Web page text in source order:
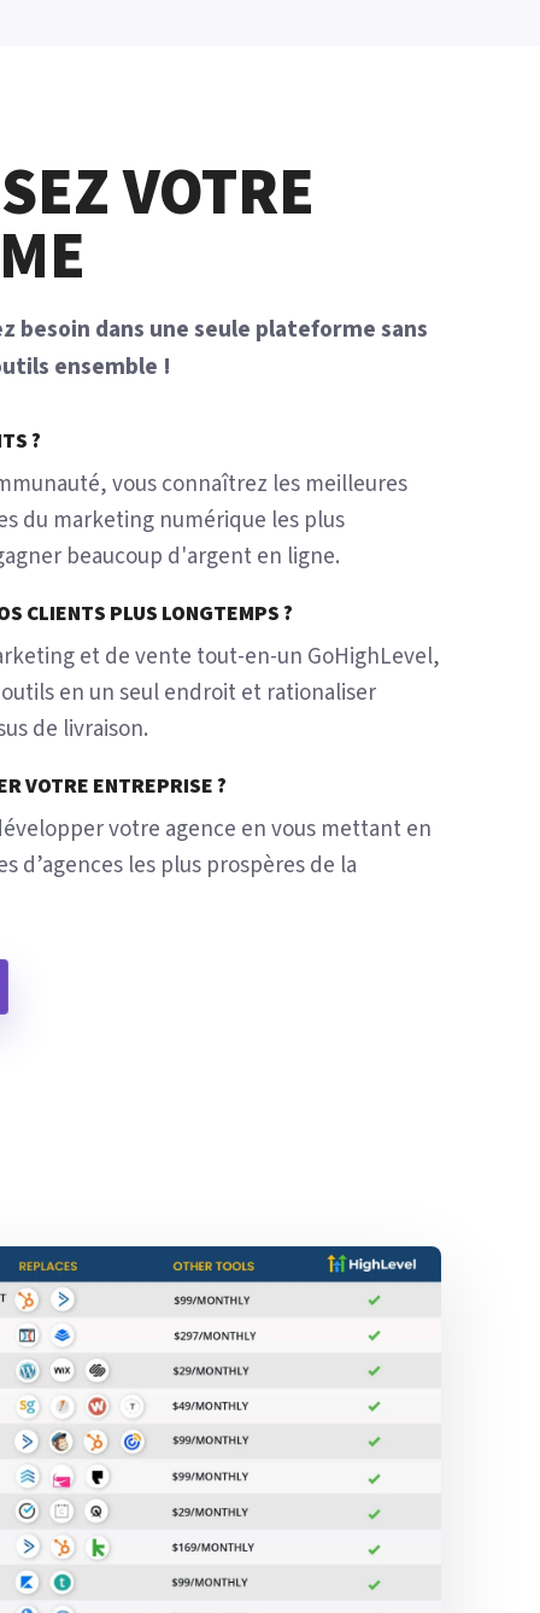
VOTRE
besoin dans une seule plateforme sans
ensemble !
?
vous connaîtrez les meilleures
du marketing numérique les plus
beaucoup d'argent en ligne.
CLIENTS PLUS LONGTEMPS ?
et de vente tout-en-un GoHighLevel,
en un seul endroit et rationaliser
de livraison.
VOTRE ENTREPRISE ?
votre agence en vous mettant en
d’agences les plus prospères de la